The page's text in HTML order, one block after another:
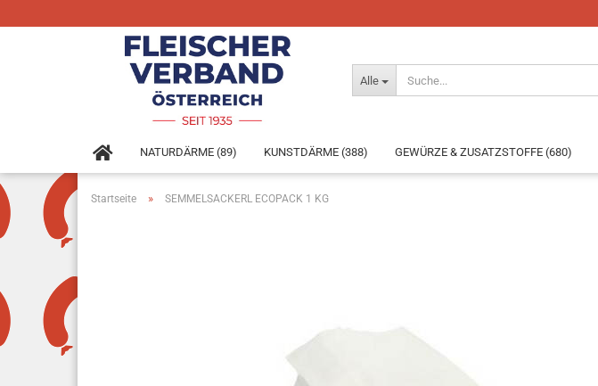
Alle
NATURDÄRME (89) KUNSTDÄRME (388) GEWÜRZE & ZUSATZSTOFFE (680)
Startseite » SEMMELSACKERL ECOPACK 1 KG